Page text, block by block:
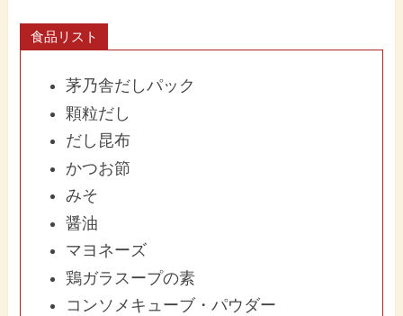
食品リスト
茅乃舎だしパック
顆粒だし
だし昆布
かつお節
みそ
醤油
マヨネーズ
鶏ガラスープの素
コンソメキューブ・パウダー